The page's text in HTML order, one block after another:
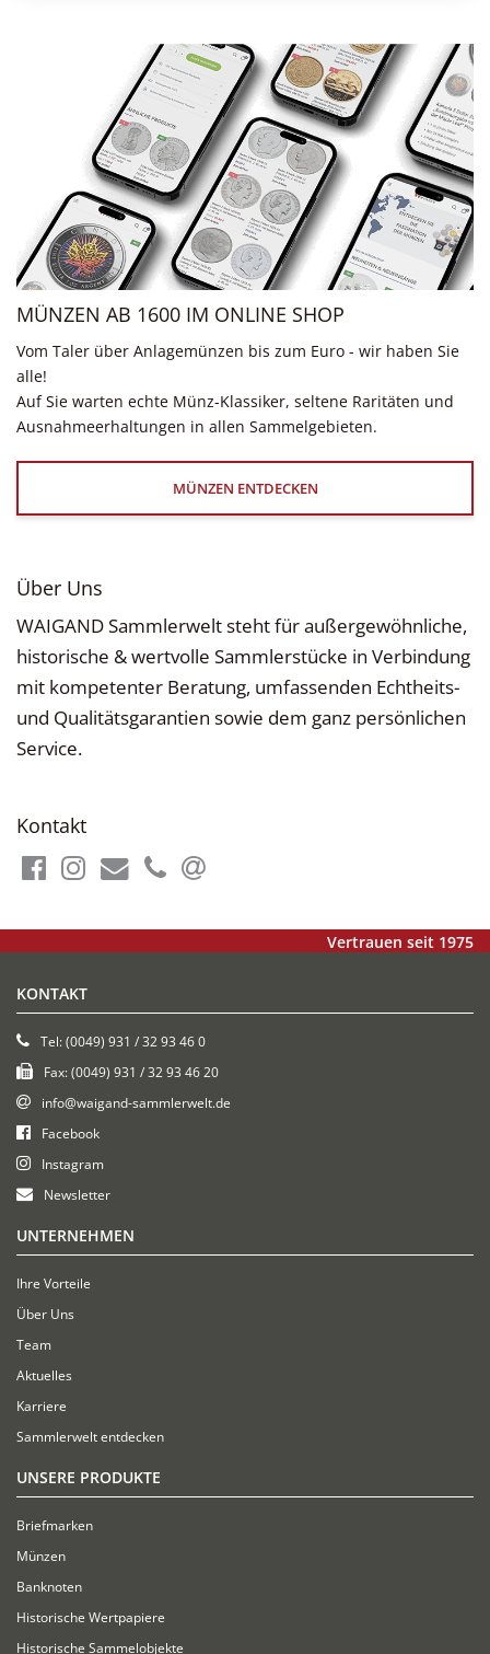
MÜNZEN AB 1600 IM ONLINE SHOP
Vom Taler über Anlagemünzen bis zum Euro - wir haben Sie
alle!
Auf Sie warten echte Münz-Klassiker, seltene Raritäten und
Ausnahmeerhaltungen in allen Sammelgebieten.
MÜNZEN ENTDECKEN
Über Uns
WAIGAND Sammlerwelt steht für außergewöhnliche,
historische & wertvolle Sammlerstücke in Verbindung
mit kompetenter Beratung, umfassenden Echtheits-
und Qualitätsgarantien sowie dem ganz persönlichen
Service.
Kontakt
Vertrauen seit 1975
KONTAKT
Tel: (0049) 931 / 32 93 46 0
Fax: (0049) 931 / 32 93 46 20
info@waigand-sammlerwelt.de
Facebook
Instagram
Newsletter
UNTERNEHMEN
Ihre Vorteile
Über Uns
Team
Aktuelles
Karriere
Sammlerwelt entdecken
UNSERE PRODUKTE
Briefmarken
Münzen
Banknoten
Historische Wertpapiere
Historische Sammelobjekte